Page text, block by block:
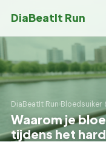
DiaBeatIt Run
DiaBeatIt Run›Bloedsuiker
Waarom je
tijdens het